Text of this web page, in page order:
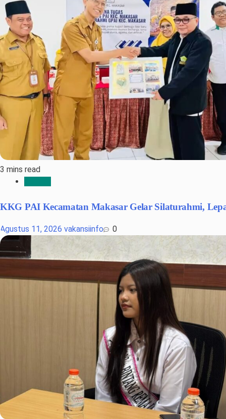
3 mins read
KKG PAI Kecamatan Makasar Gelar Silaturahmi,
Agustus 11, 2026 vakansiinfo 0